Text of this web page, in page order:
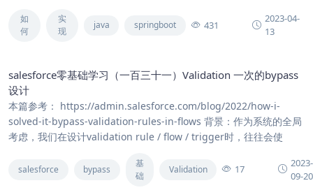
如
何
实
现
java springboot 431
2023-04-
13
salesforce零基础学习（一百三十一）Validation 一次的bypass
设计
本篇参考： https://admin.salesforce.com/blog/2022/how-i-
solved-it-bypass-validation-rules-in-flows 背景：作为系统的全局
考虑，我们在设计validation rule / flow / trigger时，往往会使
salesforce bypass
基
础
Validation 17
2023-
09-20